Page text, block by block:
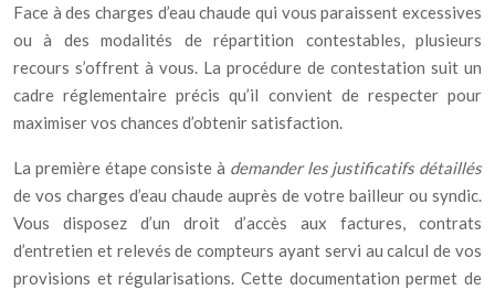
Face à des charges d’eau chaude qui vous paraissent excessives
ou à des modalités de répartition contestables, plusieurs
recours s’offrent à vous. La procédure de contestation suit un
cadre réglementaire précis qu’il convient de respecter pour
maximiser vos chances d’obtenir satisfaction.
La première étape consiste à demander les justificatifs détaillés
de vos charges d’eau chaude auprès de votre bailleur ou syndic.
Vous disposez d’un droit d’accès aux factures, contrats
d’entretien et relevés de compteurs ayant servi au calcul de vos
provisions et régularisations. Cette documentation permet de